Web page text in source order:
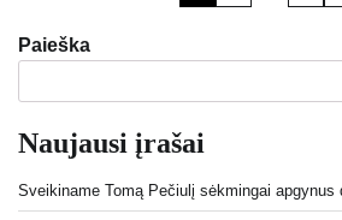
puslapiavimas
Paieška
Naujausi įrašai
Sveikiname Tomą Pečiulį sėkmingai apgynus